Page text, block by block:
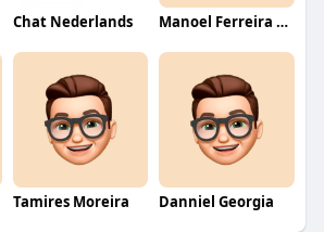
Chat Nederlands Manoel Ferreira dos Santos junior
Tamires Moreira Danniel Georgia